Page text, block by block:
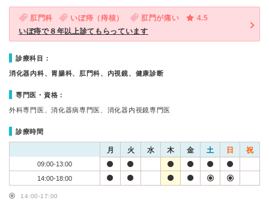
肛門科 いぼ痔（痔核） 肛門が痛い
4.5
いぼ痔で８年以上診てもらっています
診療科目：
消化器内科、胃腸科、肛門科、内視鏡、健康診断
専門医・資格：
外科専門医、消化器病専門医、消化器内視鏡専門医
診療時間
月 火 水 木 金 土 日 祝
09:00-13:00
14:00-18:00
14:00-17:00